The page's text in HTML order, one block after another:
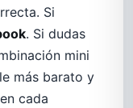
Si
. Si dudas
mini
más barato y
cada